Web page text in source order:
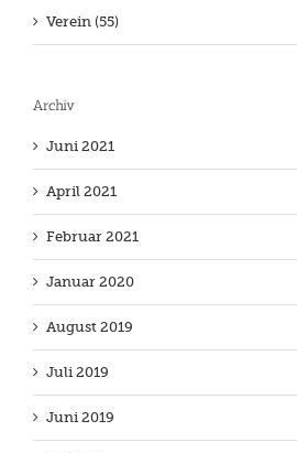
Verein (55)
Archiv
Juni 2021
April 2021
Februar 2021
Januar 2020
August 2019
Juli 2019
Juni 2019